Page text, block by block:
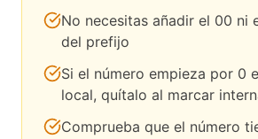
No necesitas añadir el 00 ni
del prefijo
Si el número empieza por 0
local, quítalo al marcar
Comprueba que el número